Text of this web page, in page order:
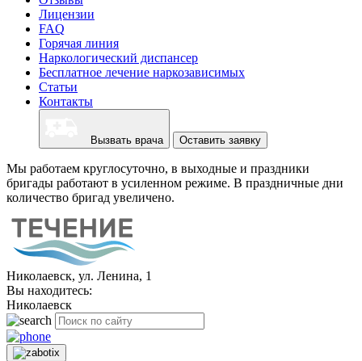
Лицензии
FAQ
Горячая линия
Наркологический диспансер
Бесплатное лечение наркозависимых
Статьи
Контакты
Вызвать врача Оставить заявку
Мы работаем круглосуточно, в выходные и праздники
бригады работают в усиленном режиме. В праздничные дни
количество бригад увеличено.
Николаевск, ул. Ленина, 1
Вы находитесь:
Николаевск